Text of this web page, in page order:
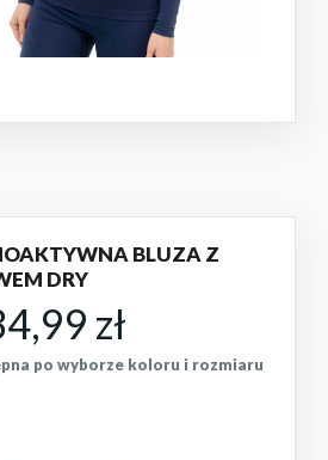
BLUZA Z
DRY
złAktualna
cena
po wyborze koloru i rozmiaru